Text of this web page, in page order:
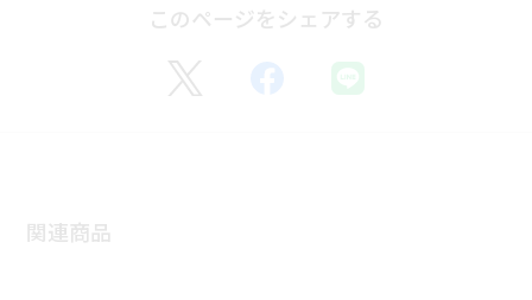
このページをシェアする
関連商品